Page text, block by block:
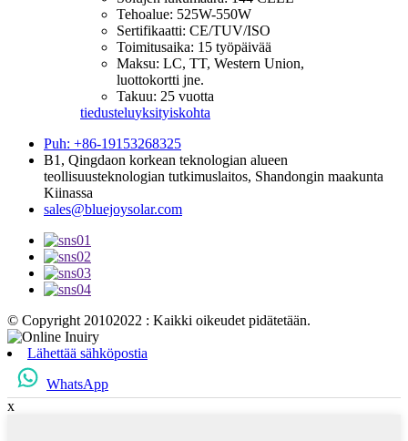
Tehoalue: 525W-550W
Sertifikaatti: CE/TUV/ISO
Toimitusaika: 15 työpäivää
Maksu: LC, TT, Western Union,
luottokortti jne.
Takuu: 25 vuotta
tiedusteluyksityiskohta
Puh: +86-19153268325
B1, Qingdaon korkean teknologian alueen
teollisuusteknologian tutkimuslaitos, Shandongin maakunta
Kiinassa
sales@bluejoysolar.com
© Copyright 20102022 : Kaikki oikeudet pidätetään.
Lähettää sähköpostia
WhatsApp
x